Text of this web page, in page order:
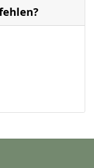
Antworten aus.